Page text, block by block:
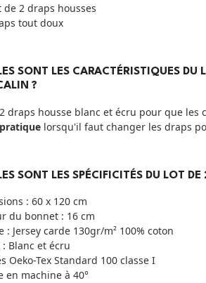
de 2 draps housses
tout doux
SONT LES CARACTÉRISTIQUES
?
draps housse blanc et écru pour que les
pratique lorsqu'il faut changer les draps
SONT LES SPÉCIFICITÉS DU LOT
: 60 x 120 cm
du bonnet : 16 cm
: Jersey carde 130gr/m² 100% coton
: Blanc et écru
Oeko-Tex Standard 100 classe I
en machine à 40°